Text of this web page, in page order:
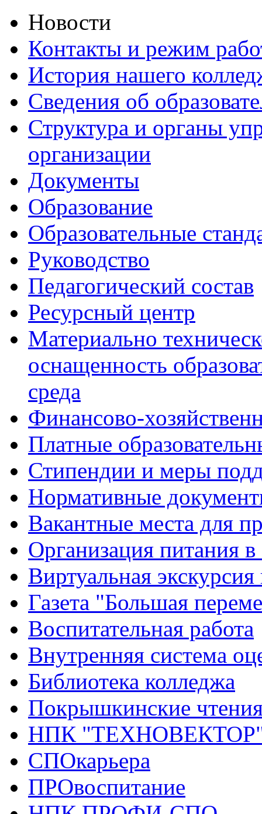
Новости
Контакты и режим
История нашего
Сведения об
Структура и органы
организации
Документы
Образование
Образовательные
Руководство
Педагогический состав
Ресурсный центр
Материально
оснащенность
среда
Финансово-
Платные
Стипендии и меры
Нормативные
Вакантные места для
Организация питания в
Виртуальная
Газета "Большая
Воспитательная работа
Внутренняя система
Библиотека колледжа
Покрышкинские
НПК
СПОкарьера
ПРОвоспитание